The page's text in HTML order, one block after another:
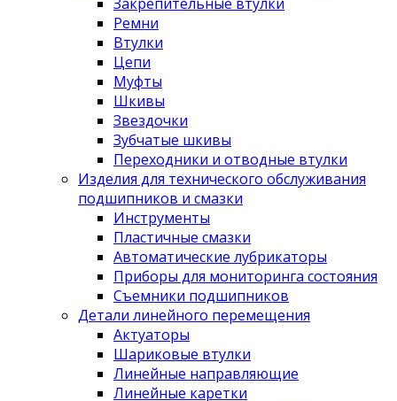
Ремни
Втулки
Цепи
Муфты
Шкивы
Звездочки
Зубчатые шкивы
Переходники и отводные втулки
Изделия для технического обслуживания
подшипников и смазки
Инструменты
Пластичные смазки
Автоматические лубрикаторы
Приборы для мониторинга состояния
Съемники подшипников
Детали линейного перемещения
Актуаторы
Шариковые втулки
Линейные направляющие
Линейные каретки